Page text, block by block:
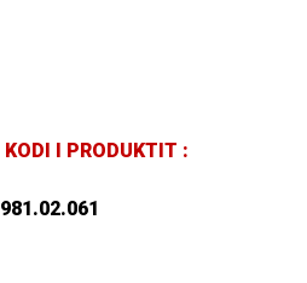
KODI I PRODUKTIT :
981.02.061